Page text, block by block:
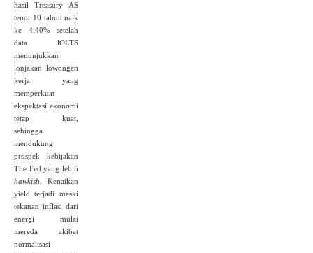
hasil Treasury AS
tenor 10 tahun naik
ke 4,40% setelah
data JOLTS
menunjukkan
lonjakan lowongan
kerja yang
memperkuat
ekspektasi ekonomi
tetap kuat,
sehingga
mendukung
prospek kebijakan
The Fed yang lebih
hawkish . Kenaikan
yield terjadi meski
tekanan inflasi dari
energi mulai
mereda akibat
normalisasi